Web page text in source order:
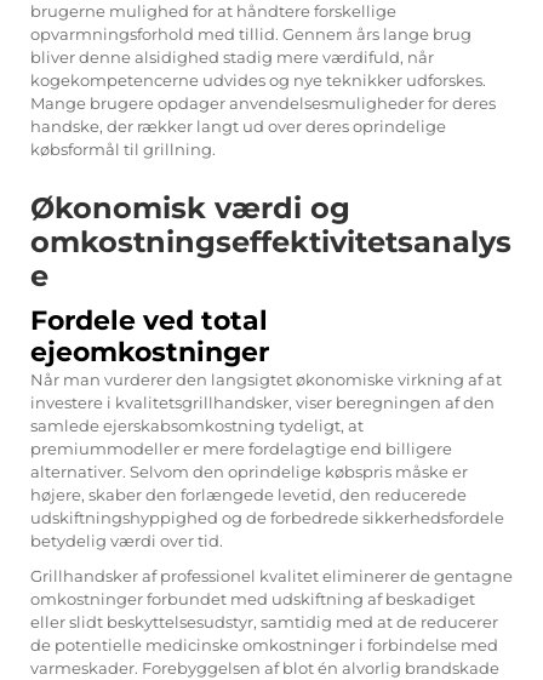
brugerne mulighed for at håndtere forskellige
opvarmningsforhold med tillid. Gennem års lange brug
bliver denne alsidighed stadig mere værdifuld, når
kogekompetencerne udvides og nye teknikker udforskes.
Mange brugere opdager anvendelsesmuligheder for deres
handske, der rækker langt ud over deres oprindelige
købsformål til grillning.
Økonomisk værdi og
omkostningseffektivitetsanalys
e
Fordele ved total
ejeomkostninger
Når man vurderer den langsigtet økonomiske virkning af at
investere i kvalitetsgrillhandsker, viser beregningen af den
samlede ejerskabsomkostning tydeligt, at
premiummodeller er mere fordelagtige end billigere
alternativer. Selvom den oprindelige købspris måske er
højere, skaber den forlængede levetid, den reducerede
udskiftningshyppighed og de forbedrede sikkerhedsfordele
betydelig værdi over tid.
Grillhandsker af professionel kvalitet eliminerer de gentagne
omkostninger forbundet med udskiftning af beskadiget
eller slidt beskyttelsesudstyr, samtidig med at de reducerer
de potentielle medicinske omkostninger i forbindelse med
varmeskader. Forebyggelsen af blot én alvorlig brandskade